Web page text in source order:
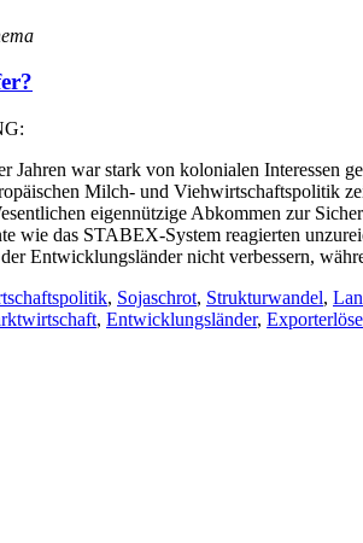
Jahren war stark von kolonialen Interessen
Milch- und Viehwirtschaftspolitik
eigennützige Abkommen zur
wie das STABEX-System reagierten
Entwicklungsländer nicht verbessern,
, Sojaschrot, Strukturwandel,
, Entwicklungsländer, Exporterlöse